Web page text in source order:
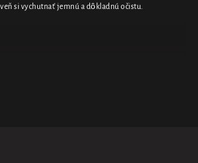
si vychutnať jemnú a dôkladnú očistu.